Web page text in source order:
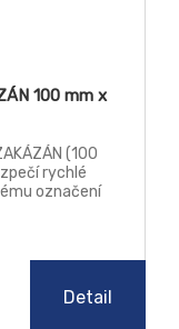
100 mm x
(100
rychlé
označení
Detail